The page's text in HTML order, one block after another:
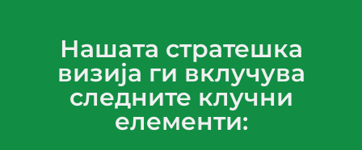
Нашата стратешка
визија ги вклучува
следните клучни
елементи: